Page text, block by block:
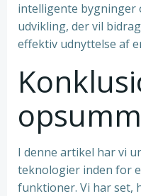
intelligente bygninger
udvikling, der vil
effektiv udnyttelse af
I denne artikel har vi
teknologier inden for
funktioner. Vi har set,